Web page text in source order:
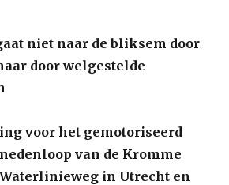
niet naar de bliksem door
door welgestelde
voor het gemotoriseerd
van de Kromme
in Utrecht en